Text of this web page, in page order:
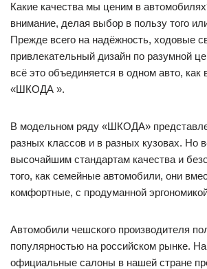
Какие качества мы ценим в
внимание, делая выбор в пользу того
Прежде всего на надёжность, ходовые
привлекательный дизайн по разумной
всё это объединяется в одном авто, как
«ШКОДА ».
В модельном ряду «ШКОДА»
разных классов и в разных кузовах. Но
высочайшим стандартам качества и
того, как семейные автомобили, они
комфортные, с продуманной
Автомобили чешского производителя
популярностью на российском рынке.
официальные салоны в нашей стране